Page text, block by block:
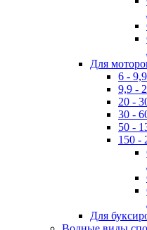
Для
6 -
9,9 -
20 -
30 -
50 -
150 -
Для